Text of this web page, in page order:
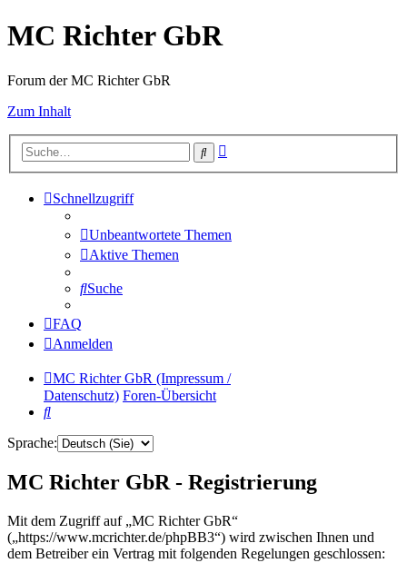
MC Richter GbR
Forum der MC Richter GbR
Zum Inhalt
Suche
Schnellzugriff
Unbeantwortete Themen
Aktive Themen
Suche
FAQ
Anmelden
MC Richter GbR (Impressum /
Datenschutz) Foren-Übersicht
Suche
Sprache:
MC Richter GbR - Registrierung
Mit dem Zugriff auf „MC Richter GbR“
(„https://www.mcrichter.de/phpBB3“) wird zwischen Ihnen und
dem Betreiber ein Vertrag mit folgenden Regelungen geschlossen: